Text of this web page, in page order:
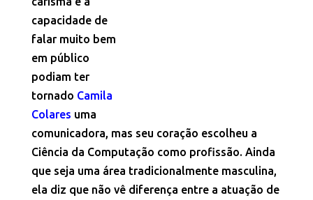
capacidade de
falar muito bem
em público
podiam ter
tornado Camila
Colares uma
comunicadora, mas seu coração escolheu a
Ciência da Computação como profissão. Ainda
que seja uma área tradicionalmente masculina,
ela diz que não vê diferença entre a atuação de